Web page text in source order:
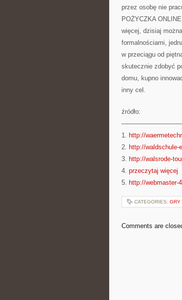
przez osobę nie
POŻYCZKA
więcej, dzisiaj
formalnościami,
w przeciągu od
skutecznie zdobyć
domu, kupno
inny cel.
źródło:
1. http://
2. http://waldschule-
3. http://walsrode-
4. przeczytaj więcej
5. http://webmaster-
CATEGORIES: GRY
Comments are